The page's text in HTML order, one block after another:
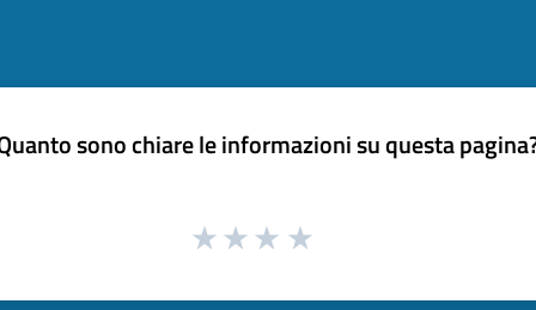
sono chiare le informazioni su questa